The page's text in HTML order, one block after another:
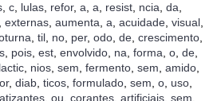
, c, lulas, refor, a, a, resist, ncia, da,
, externas, aumenta, a, acuidade, visual,
, til, no, per, odo, de, crescimento,
, pois, est, envolvido, na, forma, o, de,
lactic, nios, sem, fermento, sem, amido,
, diab, ticos, formulado, sem, o, uso,
, ou, corantes, artificiais, sem,